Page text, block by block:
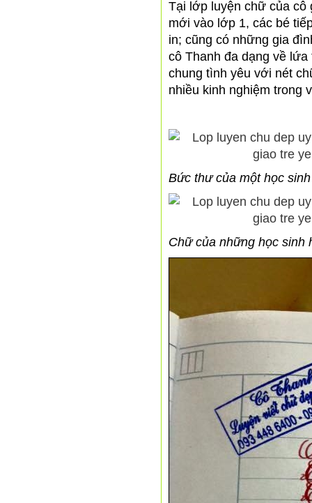
Tại lớp luyện chữ của cô
mới vào lớp 1, các bé
in; cũng có những gia
cô Thanh đa dạng về
chung tình yêu với nét
nhiều kinh nghiệm trong
Bức thư của một học
Chữ của những học sinh